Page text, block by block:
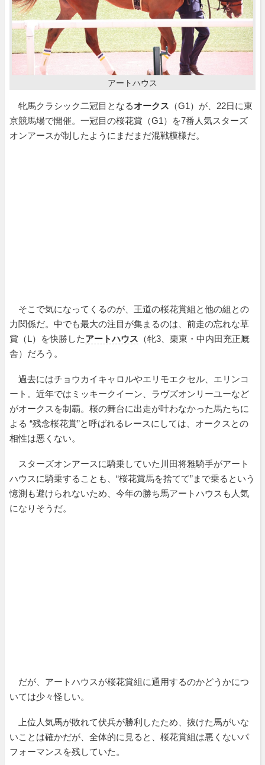
アートハウス
牝馬クラシック二冠目となるオークス （G1）が、22日に東
京競馬場で開催。一冠目の桜花賞（G1）を7番人気スターズ
オンアースが制したようにまだまだ混戦模様だ。
そこで気になってくるのが、王道の桜花賞組と他の組との
力関係だ。中でも最大の注目が集まるのは、前走の忘れな草
賞（L）を快勝したアートハウス （牝3、栗東・中内田充正厩
舎）だろう。
過去にはチョウカイキャロルやエリモエクセル、エリンコ
ート。近年ではミッキークイーン、ラヴズオンリーユーなど
がオークスを制覇。桜の舞台に出走が叶わなかった馬たちに
よる “残念桜花賞”と呼ばれるレースにしては、オークスとの
相性は悪くない。
スターズオンアースに騎乗していた 川田将雅騎手がアート
ハウスに騎乗することも、“桜花賞馬を捨てて”まで乗るという
憶測も避けられないため、今年の勝ち馬アートハウスも人気
になりそうだ。
だが、アートハウスが桜花賞組に通用するのかどうかにつ
いては少々怪しい。
上位人気馬が敗れて伏兵が勝利したため、抜けた馬がいな
いことは確かだが、全体的に見ると、桜花賞組は悪くないパ
フォーマンスを残していた。